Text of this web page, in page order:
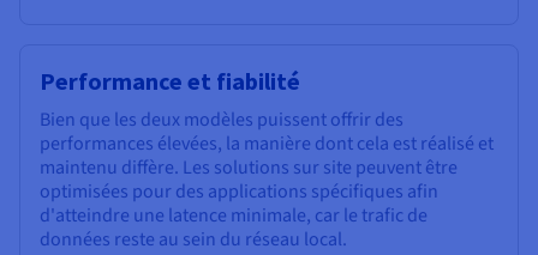
Performance et fiabilité
Bien que les deux modèles puissent offrir des
performances élevées, la manière dont cela est réalisé et
maintenu diffère. Les solutions sur site peuvent être
optimisées pour des applications spécifiques afin
d'atteindre une latence minimale, car le trafic de
données reste au sein du réseau local.